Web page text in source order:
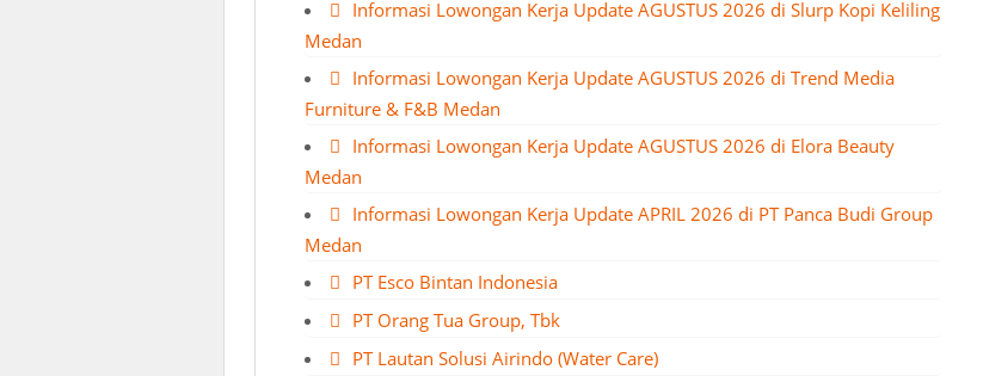
Informasi Lowongan Kerja Update AGUSTUS 2026 di Slurp Kopi Keliling
Medan
Informasi Lowongan Kerja Update AGUSTUS 2026 di Trend Media
Furniture & F&B Medan
Informasi Lowongan Kerja Update AGUSTUS 2026 di Elora Beauty
Medan
Informasi Lowongan Kerja Update APRIL 2026 di PT Panca Budi Group
Medan
PT Esco Bintan Indonesia
PT Orang Tua Group, Tbk
PT Lautan Solusi Airindo (Water Care)